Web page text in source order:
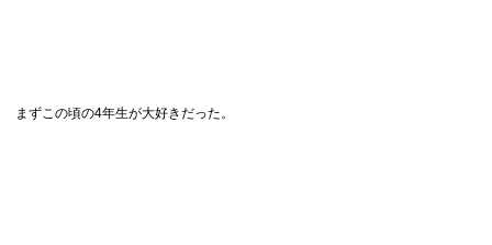
まずこの頃の4年生が大好きだった。